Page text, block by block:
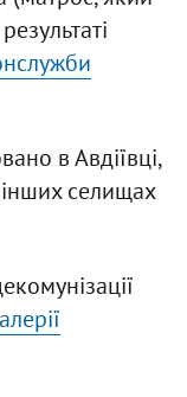
в Авдіївці,
селищах